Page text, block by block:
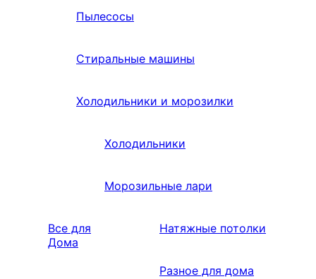
Пылесосы
Стиральные машины
Холодильники и морозилки
Холодильники
Морозильные лари
Все для
Дома
Натяжные потолки
Разное для дома